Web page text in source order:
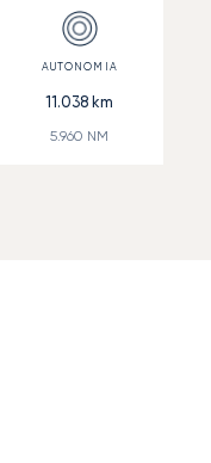
11.038 km
5.960 NM